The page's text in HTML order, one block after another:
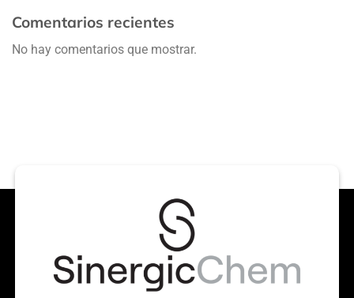
Comentarios recientes
No hay comentarios que mostrar.